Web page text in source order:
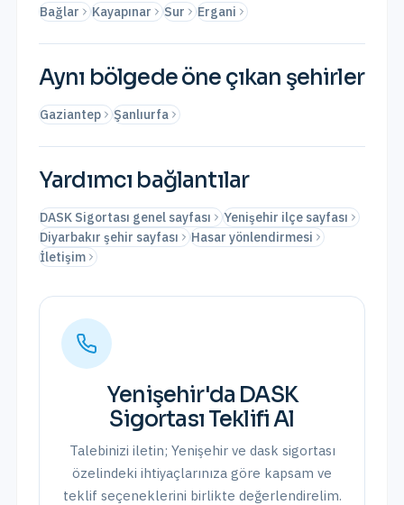
Bağlar Kayapınar Sur Ergani
Aynı bölgede öne çıkan şehirler
Gaziantep Şanlıurfa
Yardımcı bağlantılar
DASK Sigortası genel sayfası
Yenişehir ilçe sayfası
Diyarbakır şehir sayfası
Hasar yönlendirmesi
İletişim
Yenişehir'da DASK
Sigortası Teklifi Al
Talebinizi iletin; Yenişehirve dask sigortası
özelindeki ihtiyaçlarınıza göre kapsam ve
teklif seçeneklerini birlikte değerlendirelim.